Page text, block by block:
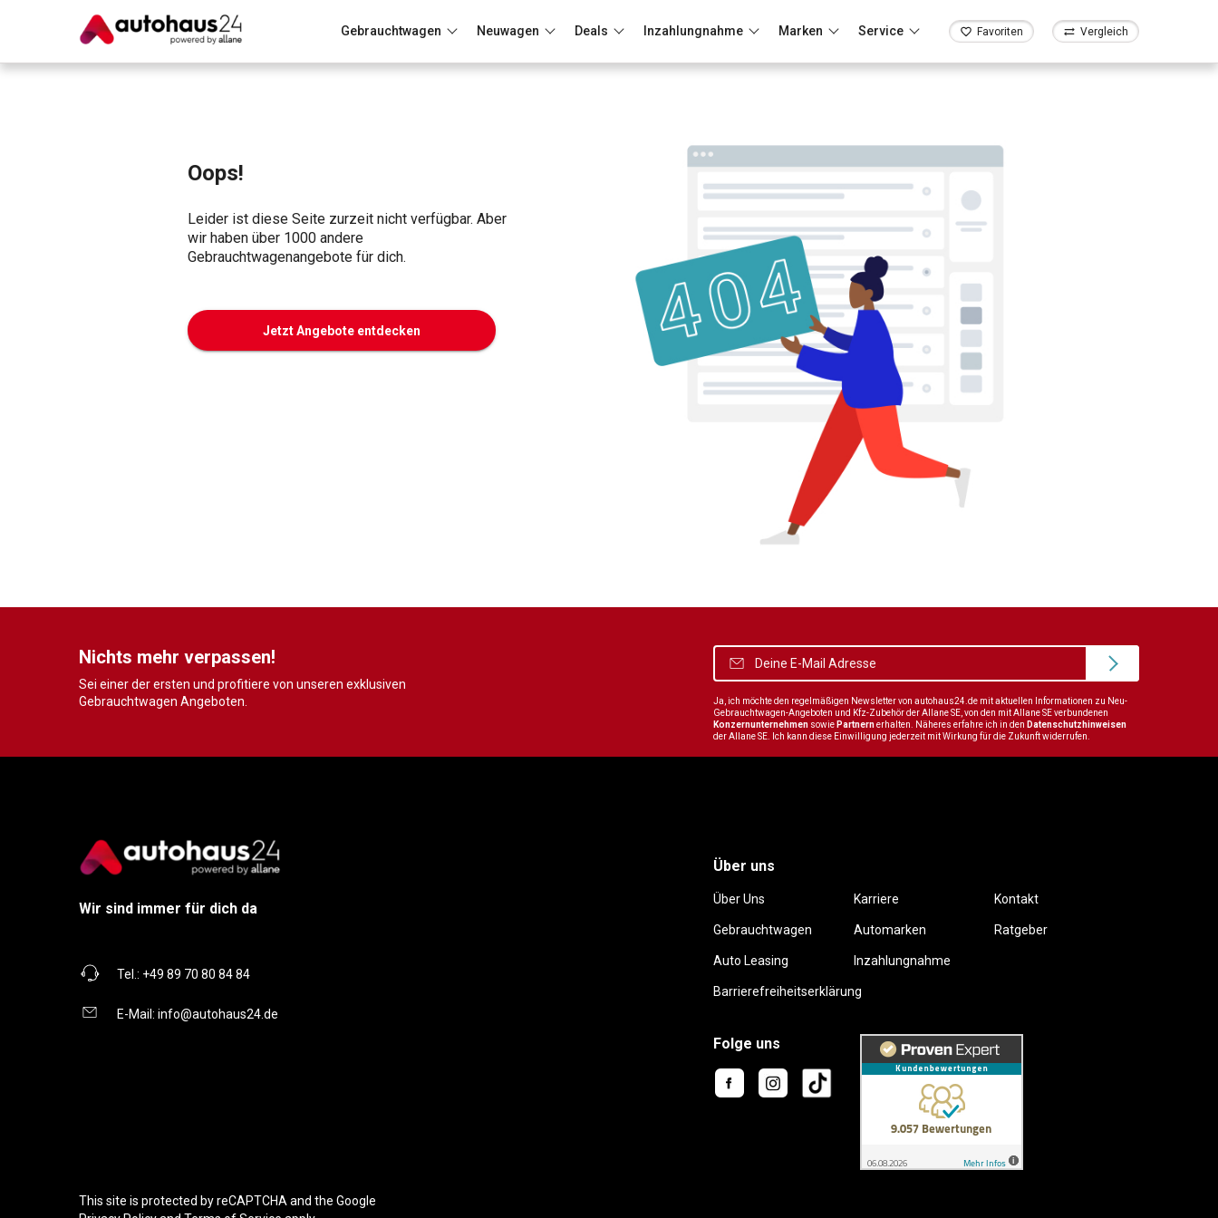
Gebrauchtwagen Neuwagen Deals Inzahlungnahme Marken Service Favoriten Vergleich
Oops!
Leider ist diese Seite zurzeit nicht verfügbar. Aber
wir haben über 1000 andere
Gebrauchtwagenangebote für dich.
Jetzt Angebote entdecken
Nichts mehr verpassen!
Sei einer der ersten und profitiere von unseren exklusiven
Gebrauchtwagen Angeboten.
Ja, ich möchte den regelmäßigen Newsletter von autohaus24.de mit aktuellen Informationen zu Neu-
Gebrauchtwagen-Angeboten und Kfz-Zubehör der Allane SE, von den mit Allane SE verbundenen
Konzernunternehmen sowie Partnernerhalten. Näheres erfahre ich in den Datenschutzhinweisen
der Allane SE. Ich kann diese Einwilligung jederzeit mit Wirkung für die Zukunft widerrufen.
Wir sind immer für dich da
Tel.: +49 89 70 80 84 84
E-Mail: info@autohaus24.de
Über uns
Über Uns Karriere Kontakt
Gebrauchtwagen Automarken Ratgeber
Auto Leasing Inzahlungnahme
Barrierefreiheitserklärung
Folge uns
This site is protected by reCAPTCHA and the Google